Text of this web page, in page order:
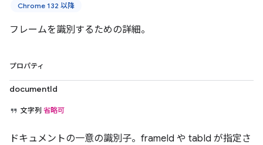
Chrome 132 以降
フレームを識別するための詳細。
プロパティ
documentId
文字列 省略可
ドキュメントの一意の識別子。frameId や tabId が指定さ